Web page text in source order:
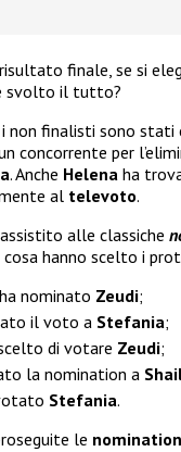
finale, se si
svolto il tutto?
non finalisti sono stati
concorrente per
. Anche Helena ha
al televoto.
alle classiche
cosa hanno scelto i
ha nominato Zeudi;
il voto a Stefania;
di votare Zeudi;
la nomination a
Stefania.
le nomination